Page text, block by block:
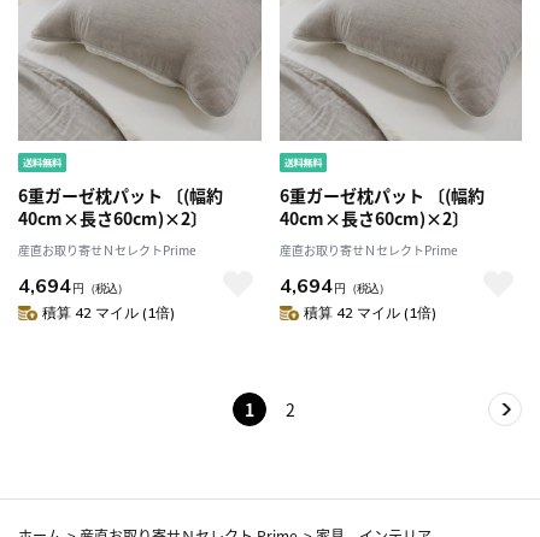
6重ガーゼ枕パット 〔(幅約
40cm×長さ60cm)×2〕
産直お取り寄せＮセレクトPrime
4,694円 （税込）
積算 42 マイル (1倍)
6重ガーゼ枕パット 〔(幅約
40cm×長さ60cm)×2〕
産直お取り寄せＮセレクトPrime
4,694円 （税込）
積算 42 マイル (1倍)
1 2